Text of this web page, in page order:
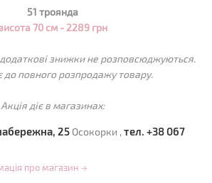
51 троянда
70 см - 2289 грн
додаткові знижки не розповсюджуються.
до повного розпродажу товару.
Акція діє в магазинах:
25 Осокорки , тел. +38 067
про магазин →